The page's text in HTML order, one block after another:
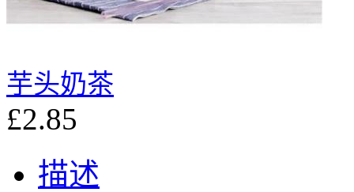
芋头奶茶
£2.85
描述